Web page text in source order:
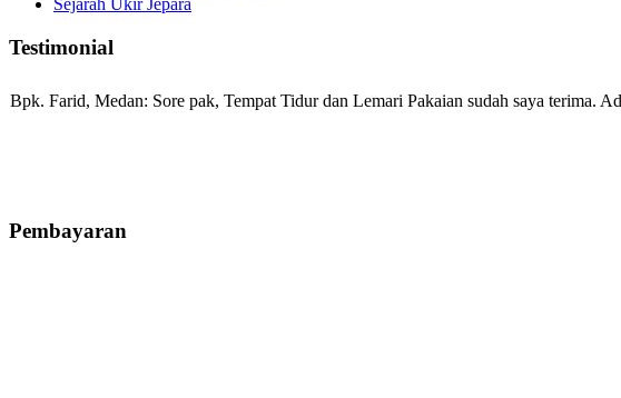
Testimonial
Bpk. Farid, Medan: Sore pak, Tempat Tidur dan Lemari Pakaian sudah saya terima.
Pembayaran